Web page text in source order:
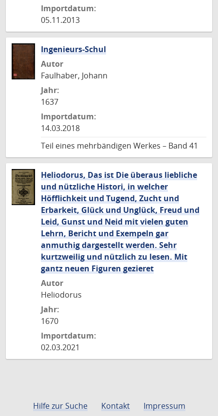
Importdatum:
05.11.2013
Ingenieurs-Schul
Autor
Faulhaber, Johann
Jahr:
1637
Importdatum:
14.03.2018
Teil eines mehrbändigen Werkes – Band 41
Heliodorus, Das ist Die überaus liebliche
und nützliche Histori, in welcher
Höfflichkeit und Tugend, Zucht und
Erbarkeit, Glück und Unglück, Freud und
Leid, Gunst und Neid mit vielen guten
Lehrn, Bericht und Exempeln gar
anmuthig dargestellt werden. Sehr
kurtzweilig und nützlich zu lesen. Mit
gantz neuen Figuren gezieret
Autor
Heliodorus
Jahr:
1670
Importdatum:
02.03.2021
Hilfe zur Suche Kontakt
Impressum